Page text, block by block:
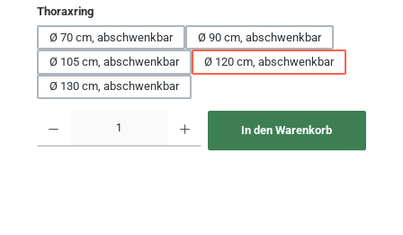
Thoraxringauswählen
Ø 70 cm, abschwenkbar
Ø 90 cm, abschwenkbar
Ø 105 cm, abschwenkbar
Ø 120 cm, abschwenkbar
Ø 130 cm, abschwenkbar
In den Warenkorb